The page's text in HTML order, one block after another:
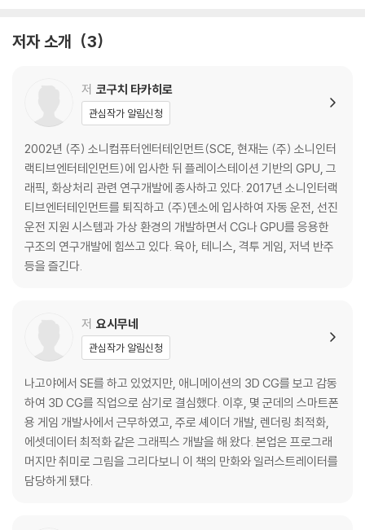
저자소개
저자 소개 3
저 코구치 타카히로
관심작가 알림신청
2002년 (주) 소니컴퓨터엔터테인먼트(SCE, 현재는 (주) 소니인터
랙티브엔터테인먼트)에 입사한 뒤 플레이스테이션 기반의 GPU, 그
래픽, 화상처리 관련 연구개발에 종사하고 있다. 2017년 소니인터랙
티브엔터테인먼트를 퇴직하고 (주)덴소에 입사하여 자동 운전, 선진
운전 지원 시스템과 가상 환경의 개발하면서 CG나 GPU를 응용한
구조의 연구개발에 힘쓰고 있다. 육아, 테니스, 격투 게임, 저녁 반주
등을 즐긴다.
저 요시무네
관심작가 알림신청
나고야에서 SE를 하고 있었지만, 애니메이션의 3D CG를 보고 감동
하여 3D CG를 직업으로 삼기로 결심했다. 이후, 몇 군데의 스마트폰
용 게임 개발사에서 근무하였고, 주로 셰이더 개발, 렌더링 최적화,
에셋데이터 최적화 같은 그래픽스 개발을 해 왔다. 본업은 프로그래
머지만 취미로 그림을 그리다보니 이 책의 만화와 일러스트레이터를
담당하게 됐다.